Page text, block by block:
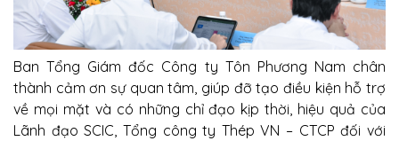
Ban Tổng Giám đốc Công ty Tôn Phương Nam chân
thành cảm ơn sự quan tâm, giúp đỡ tạo điều kiện hỗ trợ
về mọi mặt và có những chỉ đạo kịp thời, hiệu quả của
Lãnh đạo SCIC, Tổng công ty Thép VN – CTCP đối với